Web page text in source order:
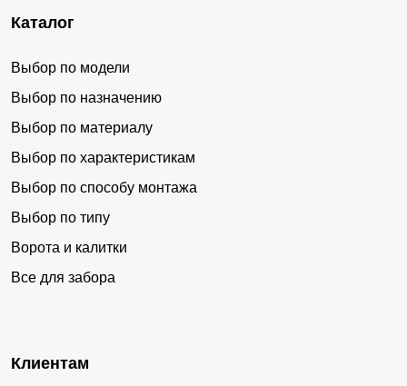
Каталог
Выбор по модели
Выбор по назначению
Выбор по материалу
Выбор по характеристикам
Выбор по способу монтажа
Выбор по типу
Ворота и калитки
Все для забора
Клиентам